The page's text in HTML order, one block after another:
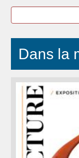
Dans la